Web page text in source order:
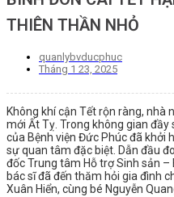
THIÊN THẦN NHỎ
quanlybvducphuc
Tháng 1 23, 2025
Không khí cận Tết rộn ràng,
mới Ất Tỵ. Trong không gian đầy
của Bệnh viện Đức Phúc đã khởi
sự quan tâm đặc biệt. Dẫn đầu
đốc Trung tâm Hỗ trợ Sinh sản –
bác sĩ đã đến thăm hỏi gia đình
Xuân Hiển, cùng bé Nguyễn